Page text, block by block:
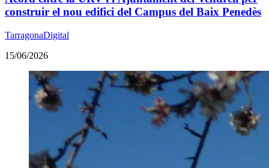
construir el nou edifici del Campus del Baix Penedès
TarragonaDigital
15/06/2026